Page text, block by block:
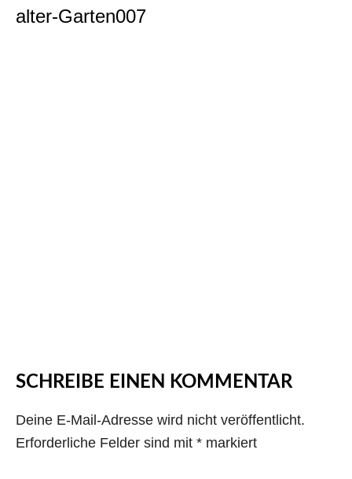
alter-Garten007
SCHREIBE EINEN KOMMENTAR
Deine E-Mail-Adresse wird nicht veröffentlicht.
Erforderliche Felder sind mit * markiert